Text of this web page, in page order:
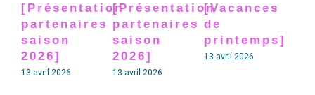
[Présentation
partenaires
saison
2026]
13 avril 2026
[Présentation
partenaires
saison
2026]
13 avril 2026
[Vacances
de
printemps]
13 avril 2026